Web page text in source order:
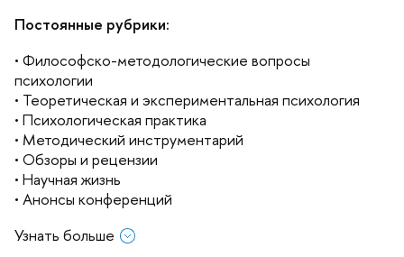
Постоянные рубрики:
• Философско-методологические вопросы
психологии
• Теоретическая и экспериментальная психология
• Психологическая практика
• Методический инструментарий
• Обзоры и рецензии
• Научная жизнь
• Анонсы конференций
Узнать больше